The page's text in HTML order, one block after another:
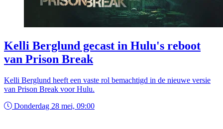
Kelli Berglund gecast in Hulu's reboot
van Prison Break
Kelli Berglund heeft een vaste rol bemachtigd in de nieuwe versie
van Prison Break voor Hulu.
Donderdag 28 mei, 09:00